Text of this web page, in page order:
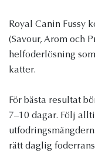
Royal Canin Fussy
(Savour, Arom och
helfoderlösning
katter.
För bästa resultat
7–10 dagar. Följ
rätt daglig